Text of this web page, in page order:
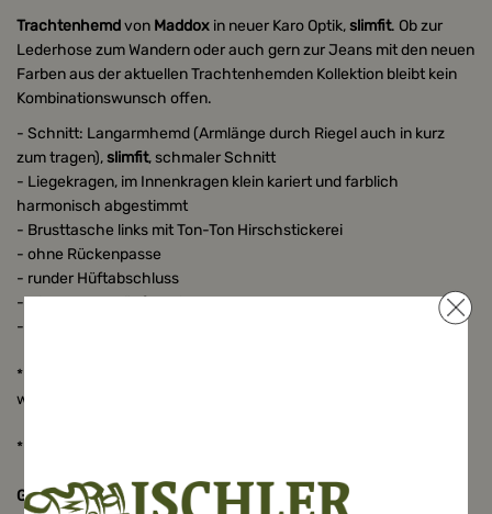
Trachtenhemdvon Maddox in neuer Karo Optik,slimfit. Ob zur
Lederhose zum Wandern oder auch gern zur Jeans mit den neuen
Farben aus der aktuellen Trachtenhemden Kollektion bleibt kein
Kombinationswunsch offen.
- Schnitt: Langarmhemd (Armlänge durch Riegel auch in kurz
zum tragen),slimfit, schmaler Schnitt
- Liegekragen, im Innenkragen klein kariert und farblich
harmonisch abgestimmt
- Brusttasche links mit Ton-Ton Hirschstickerei
- ohne Rückenpasse
- runder Hüftabschluss
- Hirschhornknöpfe, Imitat
- Zweiknopf- Manschette, Manschette innen ebenfalls kl.Karo
* Material: 55% feinste Baumwolle und 45% Polyester. Auf 30°
waschbar, Stufe zwei zum bügeln, pflegeleicht
* Farbe:
Größenmaße: